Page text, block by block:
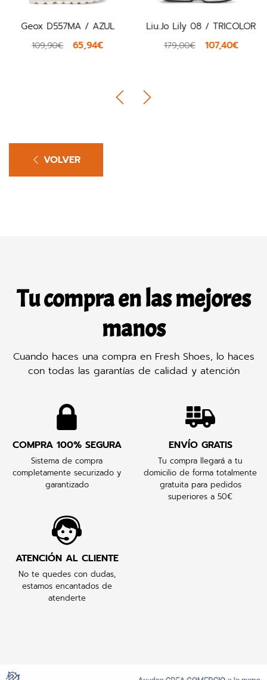
Geox D557MA / AZUL
109,90€ 65,94€
Liu.Jo Lily 08 / TRICOLOR
179,00€ 107,40€
VOLVER
Tu compra en las mejores
manos
Cuando haces una compra en Fresh Shoes, lo haces
con todas las garantías de calidad y atención
COMPRA 100% SEGURA
Sistema de compra
completamente securizado y
garantizado
ENVÍO GRATIS
Tu compra llegará a tu
domicilio de forma totalmente
gratuita para pedidos
superiores a 50€
ATENCIÓN AL CLIENTE
No te quedes con dudas,
estamos encantados de
atenderte